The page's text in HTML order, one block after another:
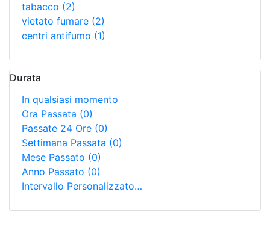
tabacco (2)
vietato fumare (2)
centri antifumo (1)
Durata
In qualsiasi momento
Ora Passata (0)
Passate 24 Ore (0)
Settimana Passata (0)
Mese Passato (0)
Anno Passato (0)
Intervallo Personalizzato…